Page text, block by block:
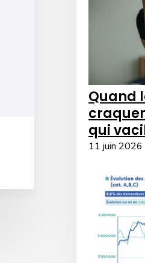
Quand
qui
11 juin 2026